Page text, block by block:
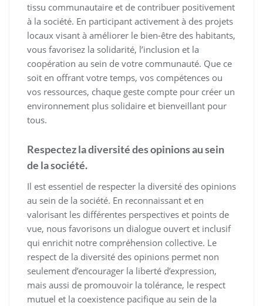
tissu communautaire et de contribuer positivement
à la société. En participant activement à des projets
locaux visant à améliorer le bien-être des habitants,
vous favorisez la solidarité, l’inclusion et la
coopération au sein de votre communauté. Que ce
soit en offrant votre temps, vos compétences ou
vos ressources, chaque geste compte pour créer un
environnement plus solidaire et bienveillant pour
tous.
Respectez la diversité des opinions au sein
de la société.
Il est essentiel de respecter la diversité des opinions
au sein de la société. En reconnaissant et en
valorisant les différentes perspectives et points de
vue, nous favorisons un dialogue ouvert et inclusif
qui enrichit notre compréhension collective. Le
respect de la diversité des opinions permet non
seulement d’encourager la liberté d’expression,
mais aussi de promouvoir la tolérance, le respect
mutuel et la coexistence pacifique au sein de la